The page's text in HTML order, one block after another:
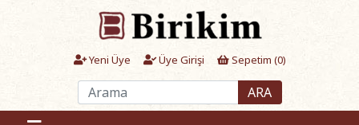
Yeni Üye Üye Girişi Sepetim (0)
ARA